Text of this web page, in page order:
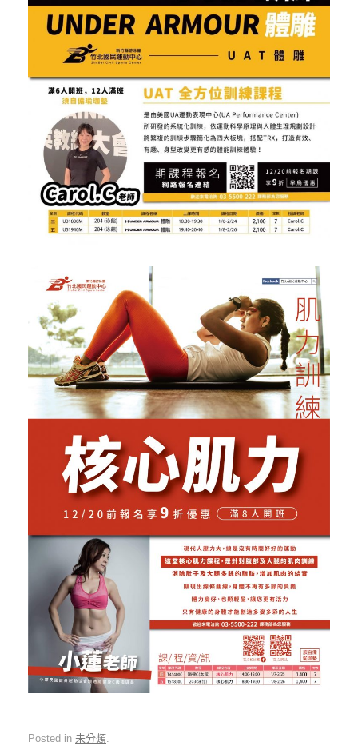
Posted in 未分類